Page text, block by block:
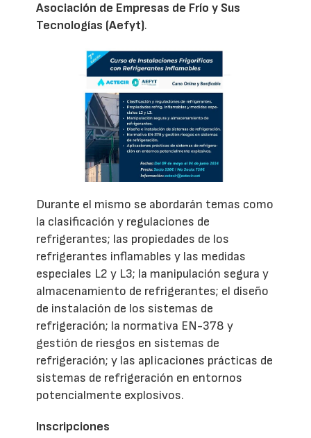
Asociación de Empresas de Frío y Sus
Tecnologías (Aefyt).
Durante el mismo se abordarán temas como
la clasificación y regulaciones de
refrigerantes; las propiedades de los
refrigerantes inflamables y las medidas
especiales L2 y L3; la manipulación segura y
almacenamiento de refrigerantes; el diseño
de instalación de los sistemas de
refrigeración; la normativa EN-378 y
gestión de riesgos en sistemas de
refrigeración; y las aplicaciones prácticas de
sistemas de refrigeración en entornos
potencialmente explosivos.
Inscripciones